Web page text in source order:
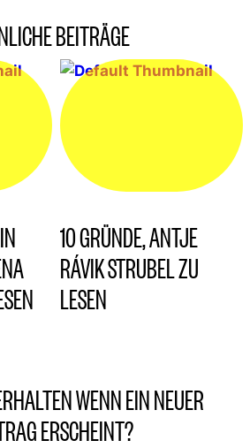
BEITRÄGE
10 GRÜNDE, ANTJE
RÁVIK STRUBEL ZU
LESEN
WENN EIN NEUER
ERSCHEINT?